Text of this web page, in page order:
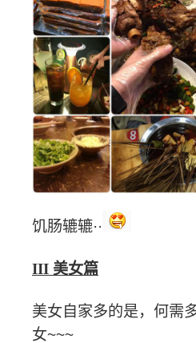
饥肠辘辘··
III 美女篇
美女自家多的是，何需
女~~~